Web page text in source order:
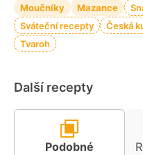
Moučníky Mazance
Sváteční recepty
Česká
Tvaroh
Další recepty
Podobné